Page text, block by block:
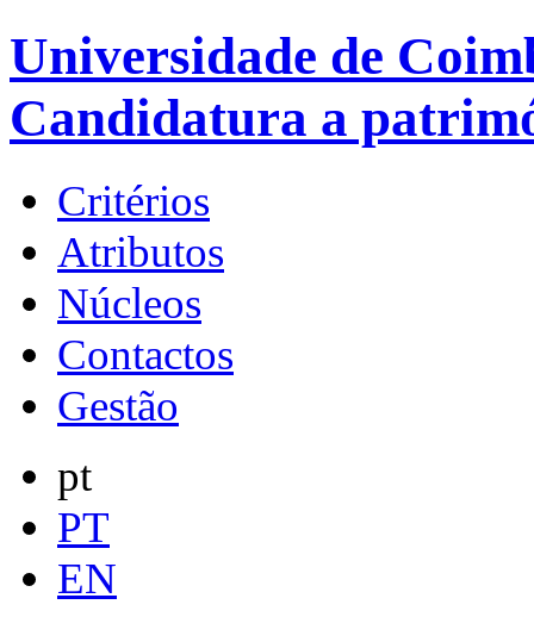
Universidade de
Candidatura a
Critérios
Atributos
Núcleos
Contactos
Gestão
pt
PT
EN